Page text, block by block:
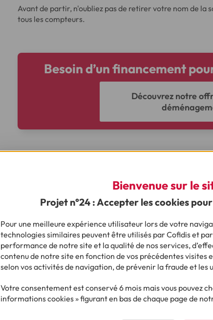
Avant de partir, n'oubliez pas de retirer votre nom de la
tous les compteurs.
Besoin d’un financement
Découvrez notre
Besoin d’autres conseils sur le même thème ?
Bienvenue sur le
Projet n°24 : Accepter les cookies
Pour une meilleure expérience utilisateur lors de votre
technologies similaires peuvent être utilisés par Cofidis et
performance de notre site et la qualité de nos services,
contenu de notre site en fonction de vos précédentes visites
selon vos activités de navigation, de prévenir la fraude et les
Votre consentement est conservé 6 mois mais vous pouvez
informations cookies » figurant en bas de chaque page de